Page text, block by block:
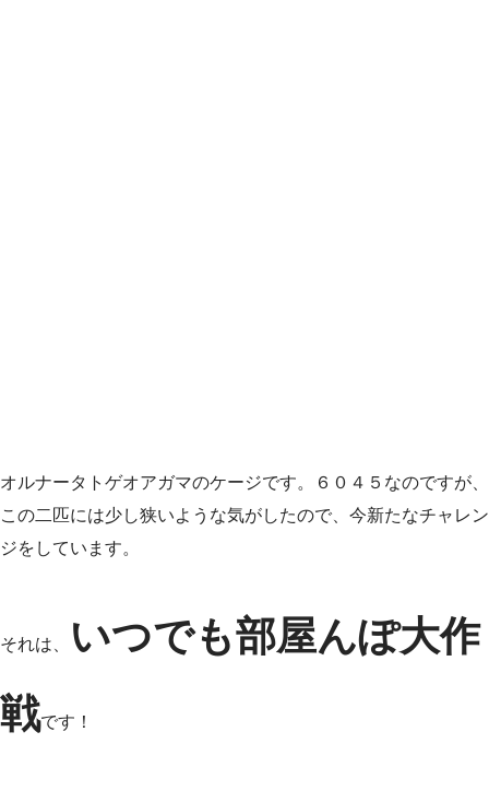
オルナータトゲオアガマのケージです。６０４５なのですが、
この二匹には少し狭いような気がしたので、今新たなチャレン
ジをしています。
それは、
いつでも部屋んぽ大作
戦です！